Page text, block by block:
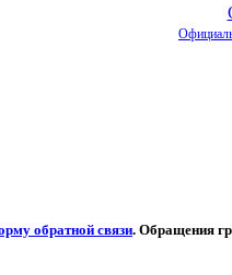
обратной связи. Обращения